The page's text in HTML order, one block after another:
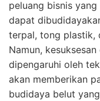
peluang bisnis
dapat
terpal, tong plastik,
Namun,
dipengaruhi oleh
akan memberikan
budidaya belut